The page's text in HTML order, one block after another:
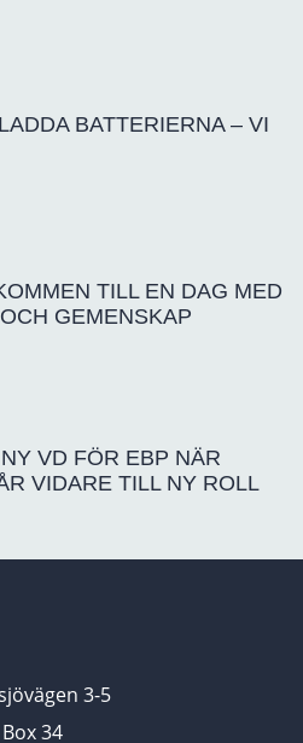
BATTERIERNA – VI
TILL EN DAG MED
GEMENSKAP
VD FÖR EBP NÄR
VIDARE TILL NY ROLL
3-5
Box 34